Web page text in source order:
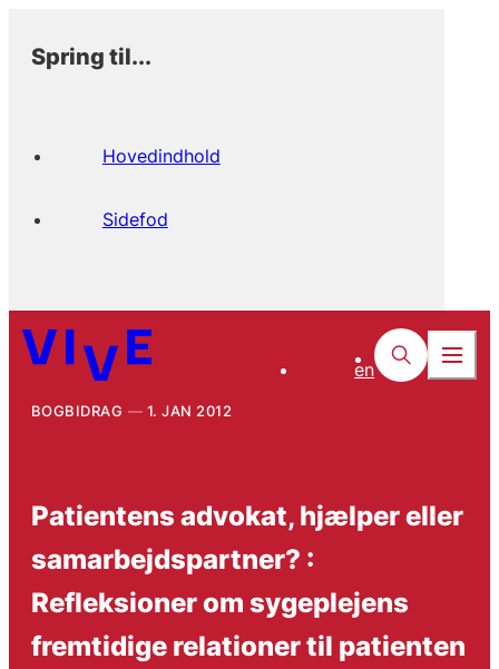
Spring til...
Hovedindhold
Sidefod
en
BOGBIDRAG 1. JAN 2012
Patientens advokat, hjælper eller
samarbejdspartner? :
Refleksioner om sygeplejens
fremtidige relationer til patienten